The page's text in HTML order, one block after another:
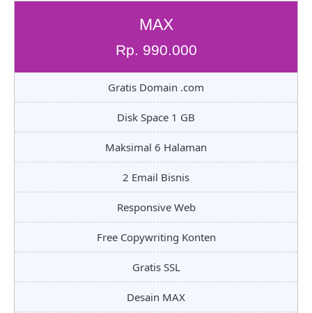
MAX
Rp. 990.000
Gratis Domain .com
Disk Space 1 GB
Maksimal 6 Halaman
2 Email Bisnis
Responsive Web
Free Copywriting Konten
Gratis SSL
Desain MAX